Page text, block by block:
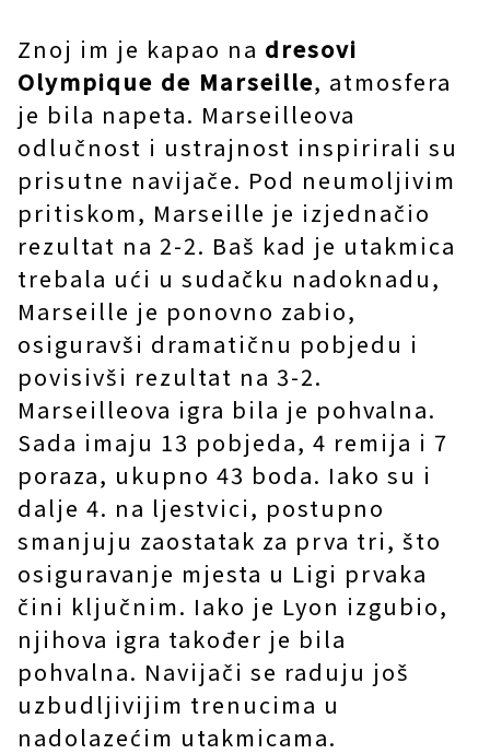
Znoj im je kapao na dresovi
Olympique de Marseille, atmosfera
je bila napeta. Marseilleova
odlučnost i ustrajnost inspirirali su
prisutne navijače. Pod neumoljivim
pritiskom, Marseille je izjednačio
rezultat na 2-2. Baš kad je utakmica
trebala ući u sudačku nadoknadu,
Marseille je ponovno zabio,
osiguravši dramatičnu pobjedu i
povisivši rezultat na 3-2.
Marseilleova igra bila je pohvalna.
Sada imaju 13 pobjeda, 4 remija i 7
poraza, ukupno 43 boda. Iako su i
dalje 4. na ljestvici, postupno
smanjuju zaostatak za prva tri, što
osiguravanje mjesta u Ligi prvaka
čini ključnim. Iako je Lyon izgubio,
njihova igra također je bila
pohvalna. Navijači se raduju još
uzbudljivijim trenucima u
nadolazećim utakmicama.